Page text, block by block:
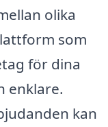
olika
som
för dina
enklare.
kan